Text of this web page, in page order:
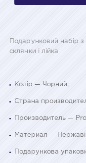
Подарунковий набір
склянки і лійка
Колір — Чорний;
Страна
Производитель —
Материал —
Подарункова